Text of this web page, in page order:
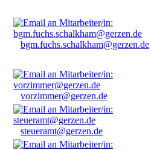
bgm.fuchs.schalkham@gerzen.de
vorzimmer@gerzen.de
steueramt@gerzen.de